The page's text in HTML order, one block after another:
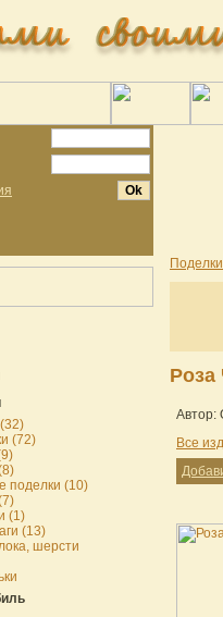
(72)
поделки (10)
(1)
(13)
шерсти
Поделки
Роза
Автор:
Все